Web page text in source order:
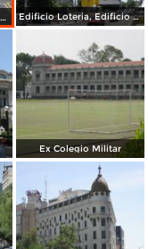
GLORIETA DIVISION DEL NORTE Edificio Loteria, Edificio Senadores
Ex Colegio Militar